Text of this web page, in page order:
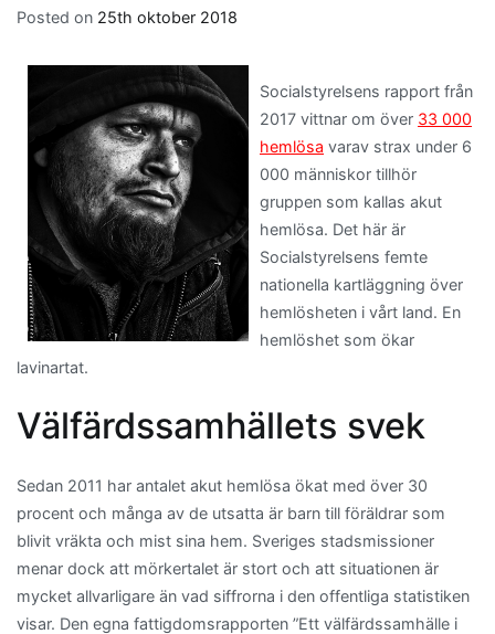
Posted on 25th oktober 2018
Socialstyrelsens rapport från
2017 vittnar om över 33 000
hemlösa varav strax under 6
000 människor tillhör
gruppen som kallas akut
hemlösa. Det här är
Socialstyrelsens femte
nationella kartläggning över
hemlösheten i vårt land. En
hemlöshet som ökar
lavinartat.
Välfärdssamhällets svek
Sedan 2011 har antalet akut hemlösa ökat med över 30
procent och många av de utsatta är barn till föräldrar som
blivit vräkta och mist sina hem. Sveriges stadsmissioner
menar dock att mörkertalet är stort och att situationen är
mycket allvarligare än vad siffrorna i den offentliga statistiken
visar. Den egna fattigdomsrapporten ”Ett välfärdssamhälle i